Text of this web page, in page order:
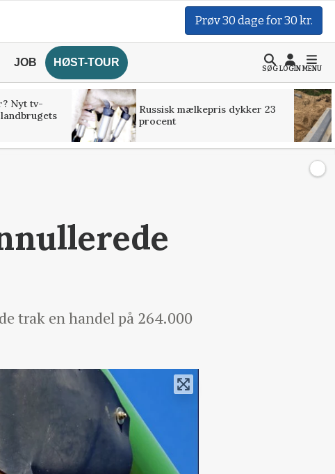
Prøv 30 dage for 30 kr.
JOB HØST-TOUR
SØGLOGINMENU
Nyt tv-
Russisk mælkepris dykker 23
procent
trak en handel på 264.000